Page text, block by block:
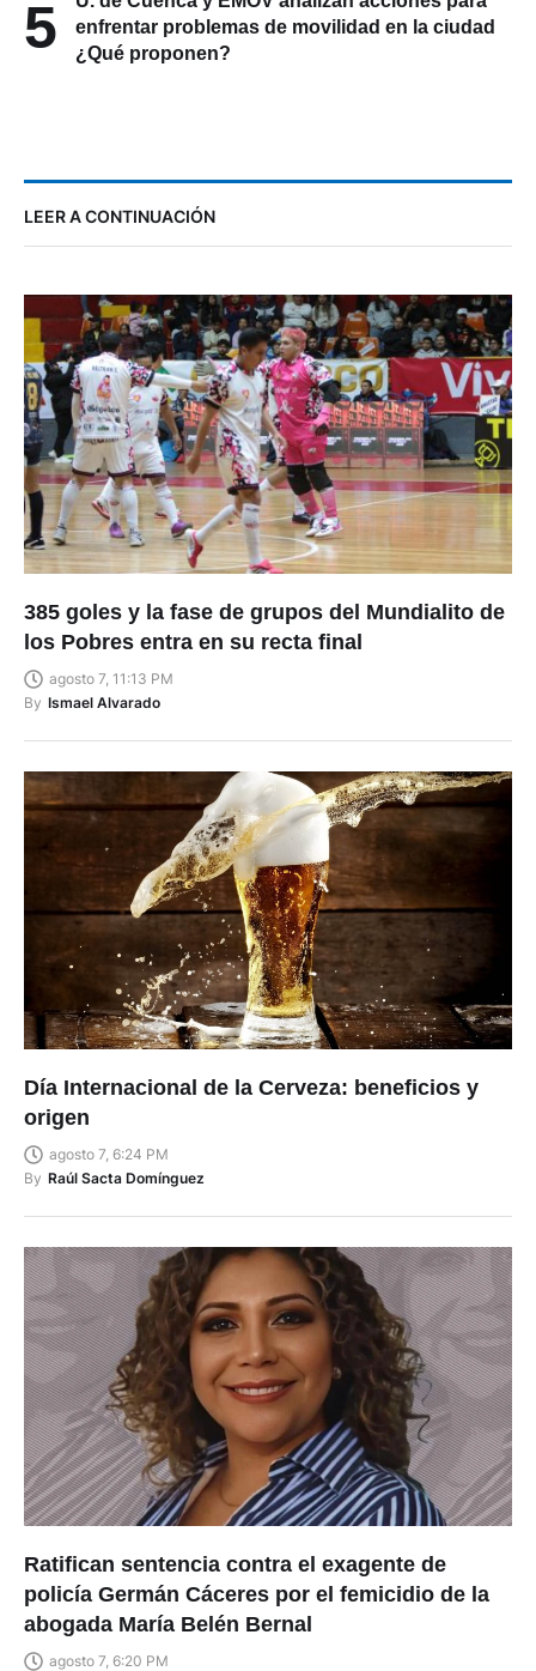
5
enfrentar problemas de movilidad en la ciudad
¿Qué proponen?
LEER A CONTINUACIÓN
385 goles y la fase de grupos del Mundialito de
los Pobres entra en su recta final
agosto 7, 11:13 PM
By Ismael Alvarado
Día Internacional de la Cerveza: beneficios y
origen
agosto 7, 6:24 PM
By Raúl Sacta Domínguez
Ratifican sentencia contra el exagente de
policía Germán Cáceres por el femicidio de la
abogada María Belén Bernal
agosto 7, 6:20 PM